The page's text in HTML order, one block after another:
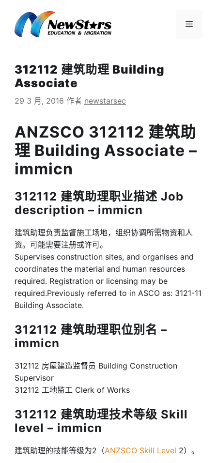
菜
312112 建筑助理 Building
Associate
29 3 月, 2016 作者 newstarsec
ANZSCO 312112 建筑助
理 Building Associate –
immicn
312112 建筑助理职业描述 Job
description – immicn
建筑助理负责监督施工场地，组织协调所需物资和人
资。可能需要注册或许可。
Supervises construction sites, and organises and
coordinates the material and human resources
required. Registration or licensing may be
required.Previously referred to in ASCO as: 3121-11
Building Associate.
312112 建筑助理职位别名 –
immicn
312112 房屋建造监督员 Building Construction
Supervisor
312112 工地监工 Clerk of Works
312112 建筑助理技术等级 Skill
level – immicn
建筑助理的技能等级为2（ANZSCO Skill Level 2）。